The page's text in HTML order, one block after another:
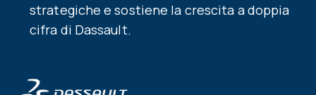
strategiche e sostiene la crescita a doppia
cifra di Dassault.